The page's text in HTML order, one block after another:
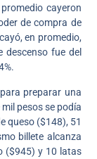
cayeron
de compra de
en promedio,
descenso fue del
preparar una
pesos se podía
queso ($148), 51
billete alcanza
($945) y 10 latas